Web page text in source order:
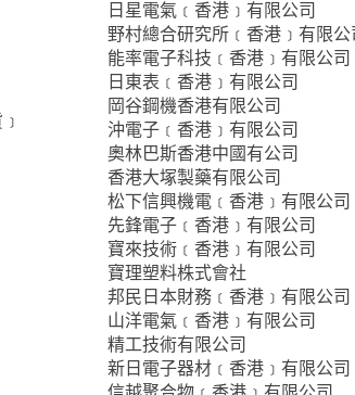
日星電氣﹝香港﹞有限公司
野村總合研究所﹝香港﹞有限公
能率電子科技﹝香港﹞有限公司
日東表﹝香港﹞有限公司
岡谷鋼機香港有限公司
沖電子﹝香港﹞有限公司
奧林巴斯香港中國有公司
香港大塚製藥有限公司
松下信興機電﹝香港﹞有限公司
先鋒電子﹝香港﹞有限公司
寶來技術﹝香港﹞有限公司
寶理塑料株式會社
邦民日本財務﹝香港﹞有限公司
山洋電氣﹝香港﹞有限公司
精工技術有限公司
新日電子器材﹝香港﹞有限公司